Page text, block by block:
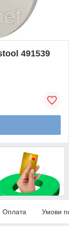
491539
Оплата Умови